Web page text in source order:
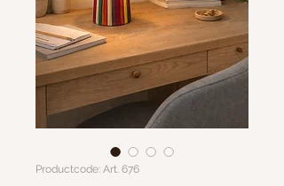
Productcode: Art. 676